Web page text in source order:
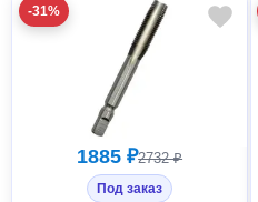
-31%
1885 ₽2732 ₽
Под заказ